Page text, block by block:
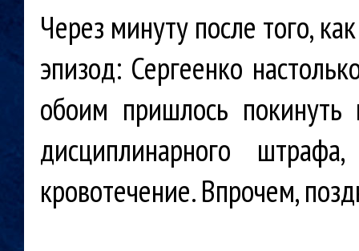
Через минуту после того,
эпизод: Сергеенко
обоим пришлось
дисциплинарного
кровотечение. Впрочем,